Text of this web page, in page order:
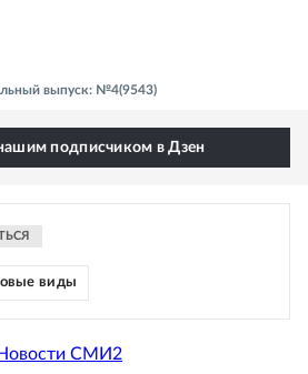
выпуск: №4(9543)
подписчиком в Дзен
виды
СМИ2